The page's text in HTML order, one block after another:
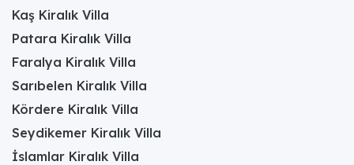
Kaş Kiralık Villa
Patara Kiralık Villa
Faralya Kiralık Villa
Sarıbelen Kiralık Villa
Kördere Kiralık Villa
Seydikemer Kiralık Villa
İslamlar Kiralık Villa